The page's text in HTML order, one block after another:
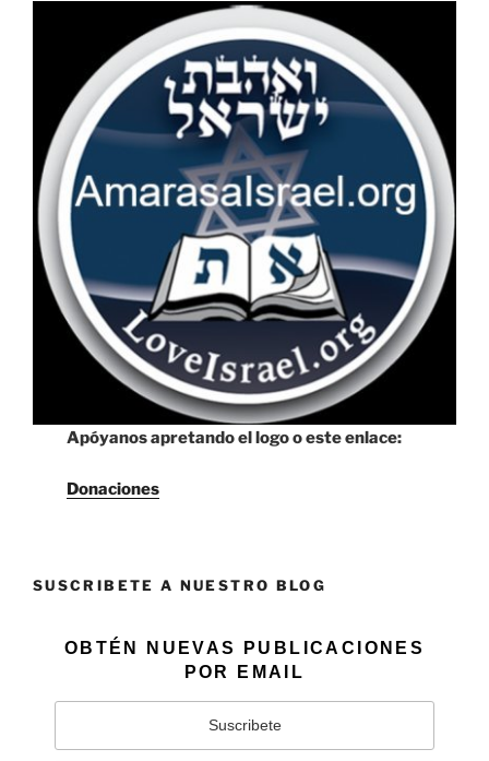
Apóyanos apretando el logo o este enlace:
Donaciones
SUSCRIBETE A NUESTRO BLOG
OBTÉN NUEVAS PUBLICACIONES
POR EMAIL